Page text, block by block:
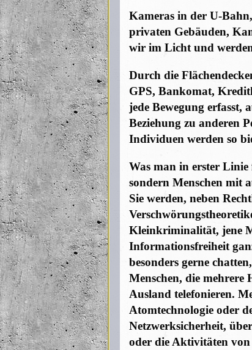
Kameras in der U-
privaten Gebäuden,
wir im Licht und
Durch die
GPS, Bankomat,
jede Bewegung erfasst,
Beziehung zu anderen
Individuen werden so
Was man in erster
sondern Menschen mit
Sie werden, neben
Kleinkriminalität, jene
Informationsfreiheit
besonders gerne
Menschen, die mehrere
Ausland telefonieren.
Atomtechnologie oder
Netzwerksicherheit,
oder die Aktivitäten von